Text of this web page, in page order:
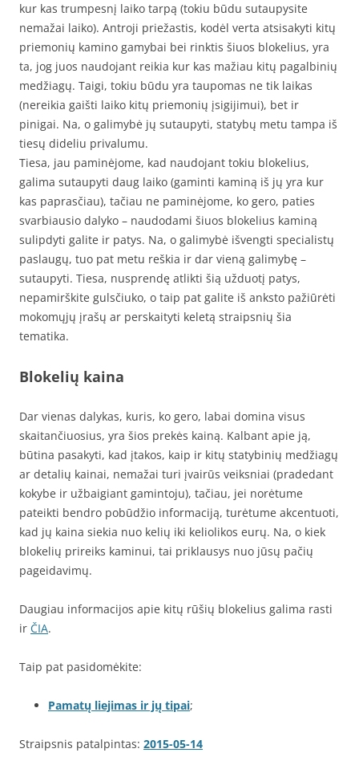
kur kas trumpesnį laiko tarpą (tokiu būdu sutaupysite
nemažai laiko). Antroji priežastis, kodėl verta atsisakyti kitų
priemonių kamino gamybai bei rinktis šiuos blokelius, yra
ta, jog juos naudojant reikia kur kas mažiau kitų pagalbinių
medžiagų. Taigi, tokiu būdu yra taupomas ne tik laikas
(nereikia gaišti laiko kitų priemonių įsigijimui), bet ir
pinigai. Na, o galimybė jų sutaupyti, statybų metu tampa iš
tiesų dideliu privalumu.
Tiesa, jau paminėjome, kad naudojant tokiu blokelius,
galima sutaupyti daug laiko (gaminti kaminą iš jų yra kur
kas paprasčiau), tačiau ne paminėjome, ko gero, paties
svarbiausio dalyko – naudodami šiuos blokelius kaminą
sulipdyti galite ir patys. Na, o galimybė išvengti specialistų
paslaugų, tuo pat metu reškia ir dar vieną galimybę –
sutaupyti. Tiesa, nusprendę atlikti šią užduotį patys,
nepamirškite gulsčiuko, o taip pat galite iš anksto pažiūrėti
mokomųjų įrašų ar perskaityti keletą straipsnių šia
tematika.
Blokelių kaina
Dar vienas dalykas, kuris, ko gero, labai domina visus
skaitančiuosius, yra šios prekės kainą. Kalbant apie ją,
būtina pasakyti, kad įtakos, kaip ir kitų statybinių medžiagų
ar detalių kainai, nemažai turi įvairūs veiksniai (pradedant
kokybe ir užbaigiant gamintoju), tačiau, jei norėtume
pateikti bendro pobūdžio informaciją, turėtume akcentuoti,
kad jų kaina siekia nuo kelių iki keliolikos eurų. Na, o kiek
blokelių prireiks kaminui, tai priklausys nuo jūsų pačių
pageidavimų.
Daugiau informacijos apie kitų rūšių blokelius galima rasti
ir ČIA.
Taip pat pasidomėkite:
Pamatų liejimas ir jų tipai;
Straipsnis patalpintas: 2015-05-14